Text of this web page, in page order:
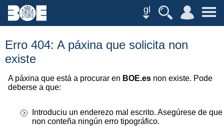
gl
Erro 404: A páxina que solicita non
existe
A páxina que está a procurar en BOE.es non existe. Pode
deberse a que:
Introduciu un enderezo mal escrito. Asegúrese de que
non conteña ningún erro tipográfico.